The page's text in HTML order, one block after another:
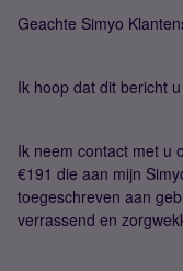
Geachte Simyo
Ik hoop dat dit bericht
Ik neem contact met u
€191 die aan mijn
toegeschreven aan
verrassend en